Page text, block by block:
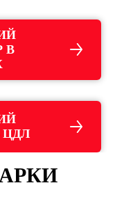
В
ЦДЛ